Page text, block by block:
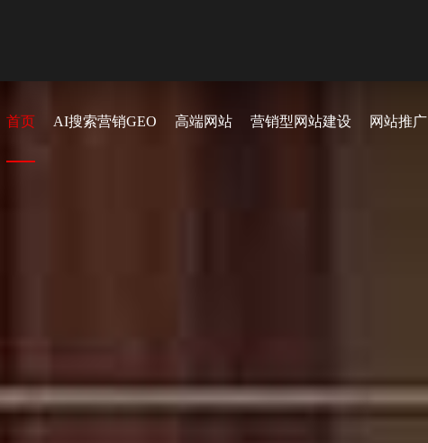
首页 AI搜索营销GEO 高端网站 营销型网站建设 网站推广